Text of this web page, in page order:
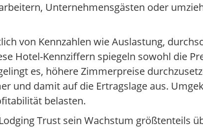
Unternehmensgästen oder
von Kennzahlen wie Auslastung,
Hotel-Kennziffern spiegeln sowohl die
es, höhere Zimmerpreise
und damit auf die Ertragslage aus.
belasten.
Trust sein Wachstum größtenteils